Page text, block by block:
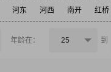
河东 河西 南开 红桥
年龄在： 25 到